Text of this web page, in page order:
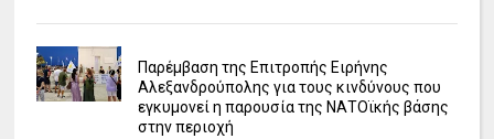
Παρέμβαση της Επιτροπής Ειρήνης
Αλεξανδρούπολης για τους κινδύνους που
εγκυμονεί η παρουσία της ΝΑΤΟϊκής βάσης
στην περιοχή